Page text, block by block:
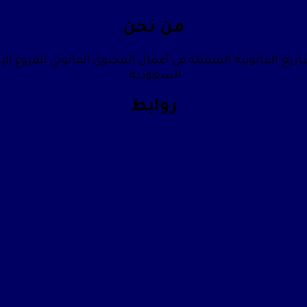
من نحن
القانونية المتمثلة في أعمال المحتوى القانوني للفروع
السعودية.
روابط